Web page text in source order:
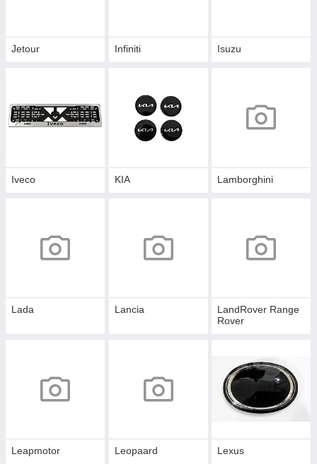
Jetour Infiniti Isuzu
Iveco KIA Lamborghini
Lada Lancia
LandRover Range
Rover
Leapmotor Leopaard Lexus